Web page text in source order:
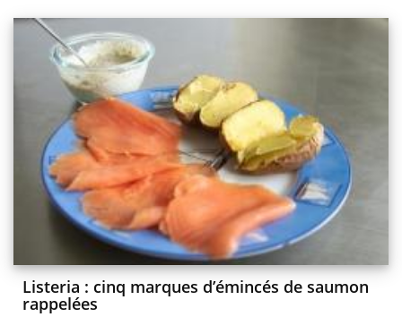
Listeria : cinq marques d’émincés de saumon
rappelées